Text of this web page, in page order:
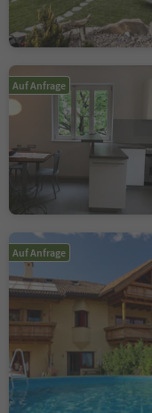
Auf Anfrage
Auf Anfrage